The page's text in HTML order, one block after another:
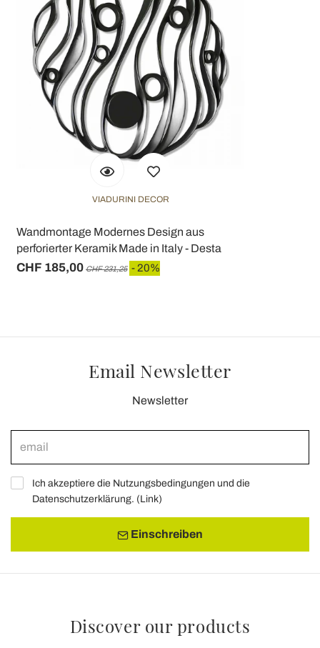
VIADURINI DECOR
Wandmontage Modernes Design aus
perforierter Keramik Made in Italy - Desta
CHF 185,00 CHF 231,25 - 20%
Email Newsletter
Newsletter
Ich akzeptiere die Nutzungsbedingungen und die
Datenschutzerklärung. (Link)
Einschreiben
Discover our products